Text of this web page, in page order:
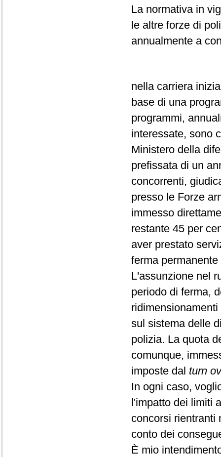
La normativa in
le altre forze di
annualmente a
nella carriera
base di una
programmi,
interessate, sono
Ministero della
prefissata di un
concorrenti,
presso le Forze
immesso
restante 45 per
aver prestato
ferma
L'assunzione nel
periodo di ferma,
sul sistema delle
polizia. La quota
comunque,
imposte dal turn
In ogni caso,
l'impatto dei limiti
concorsi rientranti
conto dei
È mio